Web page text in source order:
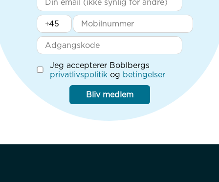
+
Jeg accepterer Boblbergs
privatlivspolitik og betingelser
Bliv medlem